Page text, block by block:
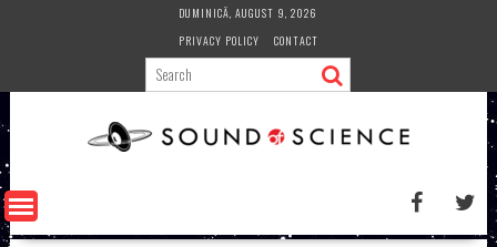
DUMINICĂ, AUGUST 9, 2026
PRIVACY POLICY
CONTACT